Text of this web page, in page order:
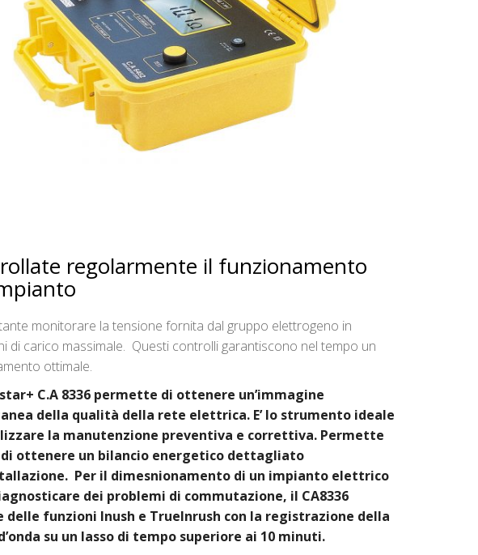
regolarmente il funzionamento
monitorare la tensione fornita dal gruppo elettrogeno in
di carico massimale. Questi controlli garantiscono nel tempo un
ottimale.
C.A 8336 permette di ottenere un’immagine
della qualità della rete elettrica. E’ lo strumento ideale
la manutenzione preventiva e correttiva. Permette
ottenere un bilancio energetico dettagliato
Per il dimesnionamento di un impianto elettrico
dei problemi di commutazione, il CA8336
delle funzioni Inush e TrueInrush con la registrazione della
su un lasso di tempo superiore ai 10 minuti.